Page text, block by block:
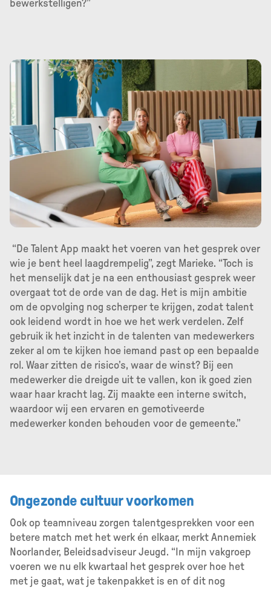
bewerkstelligen?”
“De Talent App maakt het voeren van het gesprek over
wie je bent heel laagdrempelig”, zegt Marieke. “Toch is
het menselijk dat je na een enthousiast gesprek weer
overgaat tot de orde van de dag. Het is mijn ambitie
om de opvolging nog scherper te krijgen, zodat talent
ook leidend wordt in hoe we het werk verdelen. Zelf
gebruik ik het inzicht in de talenten van medewerkers
zeker al om te kijken hoe iemand past op een bepaalde
rol. Waar zitten de risico’s, waar de winst? Bij een
medewerker die dreigde uit te vallen, kon ik goed zien
waar haar kracht lag. Zij maakte een interne switch,
waardoor wij een ervaren en gemotiveerde
medewerker konden behouden voor de gemeente.”
Ongezonde cultuur voorkomen
Ook op teamniveau zorgen talentgesprekken voor een
betere match met het werk én elkaar, merkt Annemiek
Noorlander, Beleidsadviseur Jeugd. “In mijn vakgroep
voeren we nu elk kwartaal het gesprek over hoe het
met je gaat, wat je takenpakket is en of dit nog